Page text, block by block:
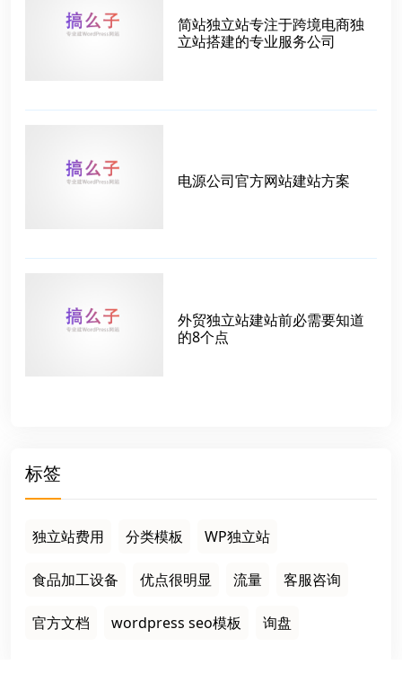
简站独立站专注于跨境电商独
立站搭建的专业服务公司
电源公司官方网站建站方案
外贸独立站建站前必需要知道
的8个点
标签
独立站费用 分类模板 WP独立站
食品加工设备 优点很明显 流量 客服咨询
官方文档 wordpress seo模板 询盘